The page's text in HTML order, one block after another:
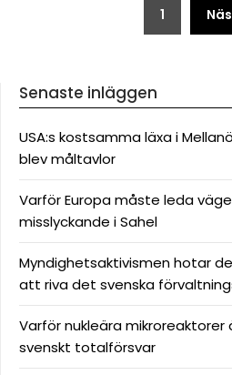
1
Senaste inläggen
USA:s kostsamma läxa i
blev måltavlor
Varför Europa måste leda
misslyckande i Sahel
Myndighetsaktivismen hotar
att riva det svenska
Varför nukleära
svenskt totalförsvar